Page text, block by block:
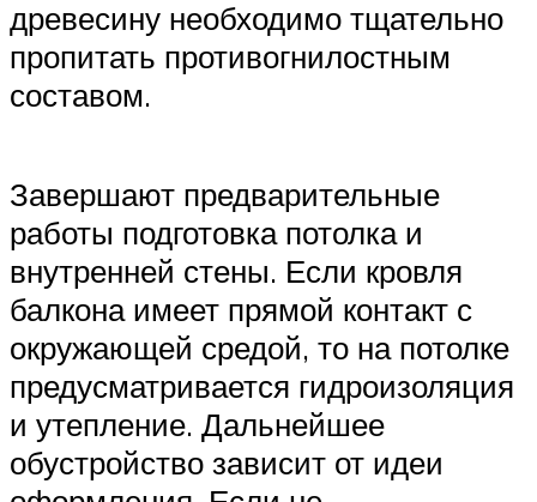
древесину необходимо тщательно
пропитать противогнилостным
составом.
Завершают предварительные
работы подготовка потолка и
внутренней стены. Если кровля
балкона имеет прямой контакт с
окружающей средой, то на потолке
предусматривается гидроизоляция
и утепление. Дальнейшее
обустройство зависит от идеи